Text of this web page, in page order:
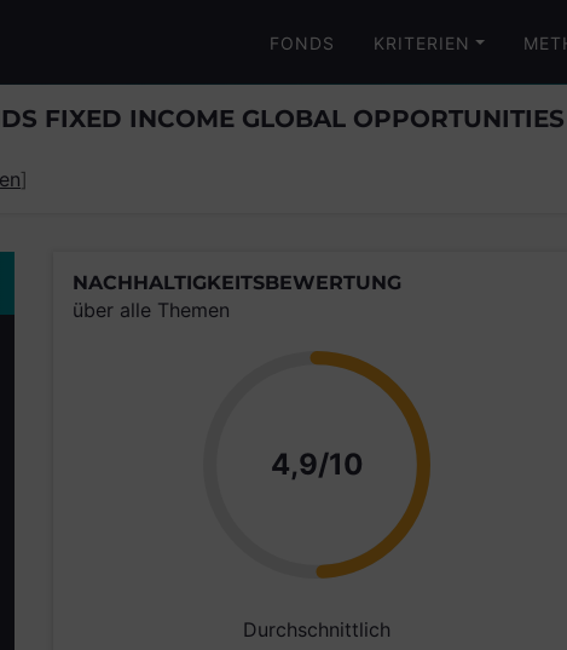
FONDS KRITERIEN
FIXED INCOME GLOBAL
]
NACHHALTIGKEITSBEWERTUNG
über alle Themen
4,9/10 Punkte
Durchschnittlich